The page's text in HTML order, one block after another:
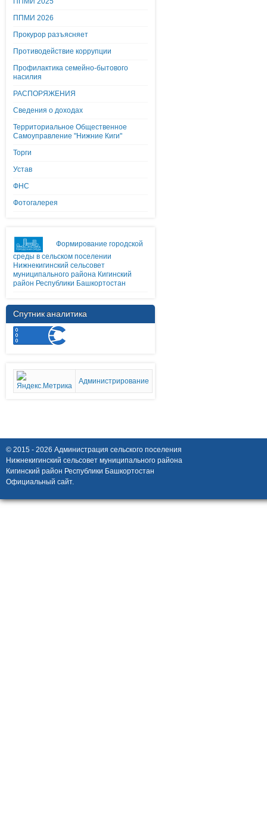
ППМИ 2026
Прокурор разъясняет
Противодействие коррупции
Профилактика семейно-бытового
насилия
РАСПОРЯЖЕНИЯ
Сведения о доходах
Территориальное Общественное
Самоуправление "Нижние Киги"
Торги
Устав
ФНС
Фотогалерея
Формирование городской
среды в сельском поселении
Нижнекигинский сельсовет
муниципального района Кигинский
район Республики Башкортостан
Спутник аналитика
Администрирование
© 2015 - 2026 Администрация сельского поселения
Нижнекигинский сельсовет муниципального района
Кигинский район Республики Башкортостан
Официальный сайт.